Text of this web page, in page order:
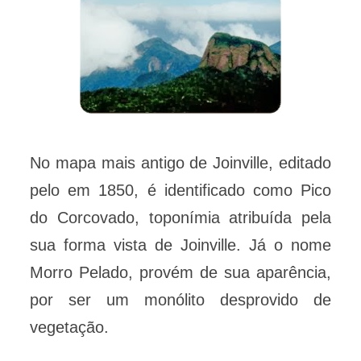
No mapa mais antigo de Joinville, editado
pelo em 1850, é identificado como Pico
do Corcovado, toponímia atribuída pela
sua forma vista de Joinville. Já o nome
Morro Pelado, provém de sua aparência,
por ser um monólito desprovido de
vegetação.